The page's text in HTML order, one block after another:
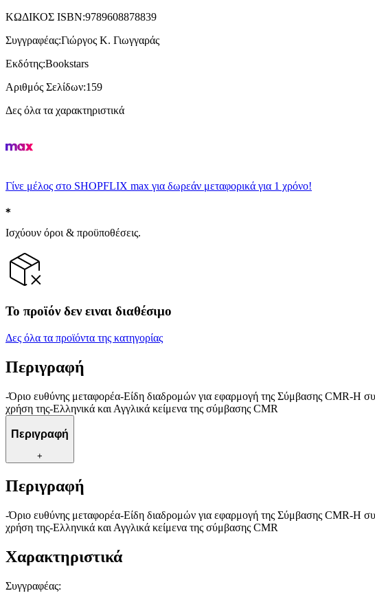
ΚΩΔΙΚΟΣ ISBN:9789608878839
Συγγραφέας:Γιώργος Κ. Γιωγγαράς
Εκδότης:Bookstars
Αριθμός Σελίδων:159
Δες όλα τα χαρακτηριστικά
Γίνε μέλος στο SHOPFLIX max για δωρεάν μεταφορικά για 1 χρόνο!
Ισχύουν όροι & προϋποθέσεις.
Το προϊόν δεν ειναι διαθέσιμο
Δες όλα τα προϊόντα της κατηγορίας
Περιγραφή
-Όριο ευθύνης μεταφορέα-Είδη διαδρομών για εφαρμογή της Σύμβασης CMR-Η
χρήση της-Ελληνικά και Αγγλικά κείμενα της σύμβασης CMR
Περιγραφή
+
Περιγραφή
-Όριο ευθύνης μεταφορέα-Είδη διαδρομών για εφαρμογή της Σύμβασης CMR-Η
χρήση της-Ελληνικά και Αγγλικά κείμενα της σύμβασης CMR
Χαρακτηριστικά
Συγγραφέας: